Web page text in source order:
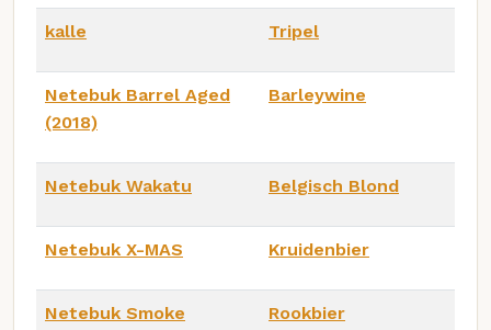
kalle Tripel
Netebuk Barrel Aged
(2018)
Barleywine
Netebuk Wakatu Belgisch Blond
Netebuk X-MAS Kruidenbier
Netebuk Smoke Rookbier